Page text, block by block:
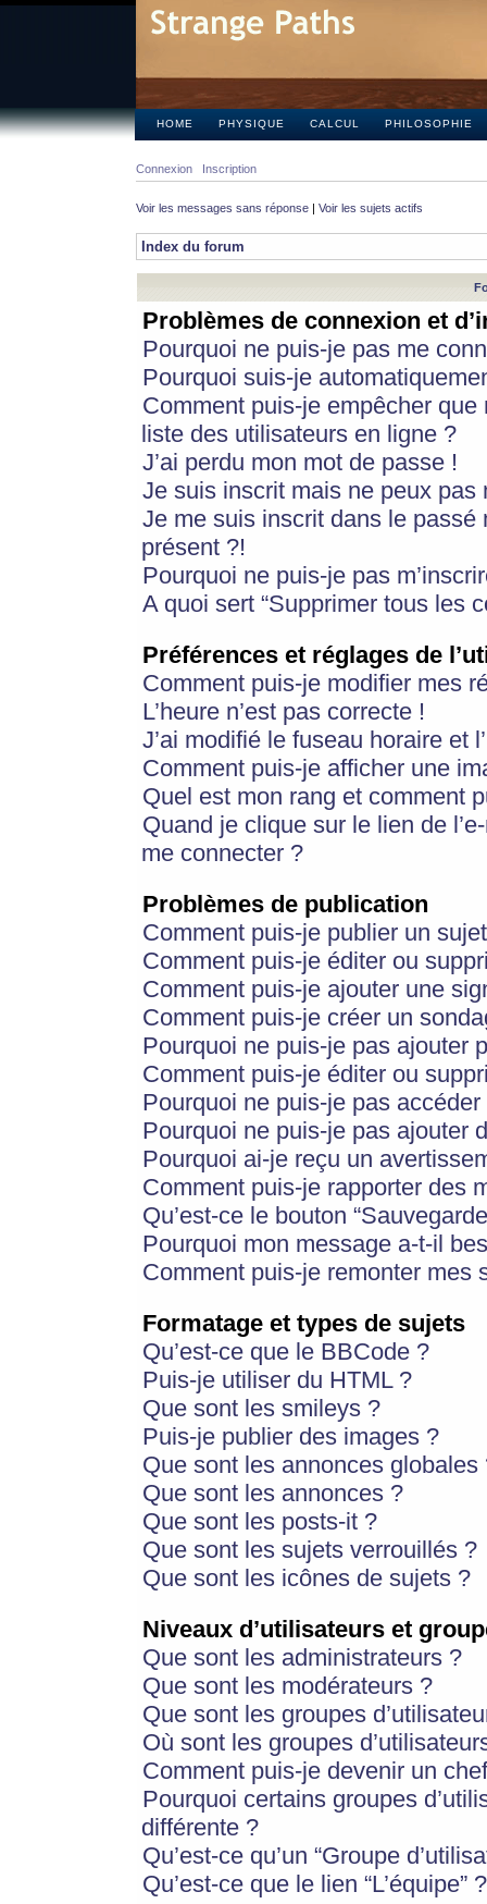
HOME PHYSIQUE CALCUL PHILOSOPHIE
Connexion Inscription
Voir les messages sans réponse | Voir les sujets actifs
Index du forum
Problèmes de connexion et
Pourquoi ne puis-je pas me
Pourquoi suis-je
Comment puis-je empêcher
liste des utilisateurs en ligne ?
J’ai perdu mon mot de passe !
Je suis inscrit mais ne peux pas
Je me suis inscrit dans le
présent ?!
Pourquoi ne puis-je pas
A quoi sert “Supprimer tous les
Préférences et réglages de
Comment puis-je modifier mes
L’heure n’est pas correcte !
J’ai modifié le fuseau horaire et
Comment puis-je afficher une
Quel est mon rang et comment
Quand je clique sur le lien de
me connecter ?
Problèmes de publication
Comment puis-je publier un
Comment puis-je éditer ou
Comment puis-je ajouter une
Comment puis-je créer un
Pourquoi ne puis-je pas ajouter
Comment puis-je éditer ou
Pourquoi ne puis-je pas
Pourquoi ne puis-je pas ajouter
Pourquoi ai-je reçu un
Comment puis-je rapporter des
Qu’est-ce le bouton
Pourquoi mon message a-t-il
Comment puis-je remonter mes
Formatage et types de sujets
Qu’est-ce que le BBCode ?
Puis-je utiliser du HTML ?
Que sont les smileys ?
Puis-je publier des images ?
Que sont les annonces globales
Que sont les annonces ?
Que sont les posts-it ?
Que sont les sujets verrouillés ?
Que sont les icônes de sujets ?
Niveaux d’utilisateurs et
Que sont les administrateurs ?
Que sont les modérateurs ?
Que sont les groupes
Où sont les groupes
Comment puis-je devenir un
Pourquoi certains groupes
différente ?
Qu’est-ce qu’un “Groupe
Qu’est-ce que le lien “L’équipe” ?